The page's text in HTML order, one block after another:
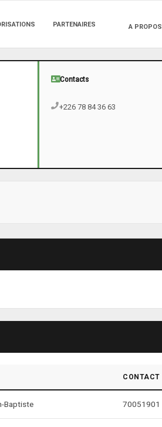
PARTENAIRES A PROPOS
Contacts
+226 78 84 36 63
CONTACT
Baptiste 70051901